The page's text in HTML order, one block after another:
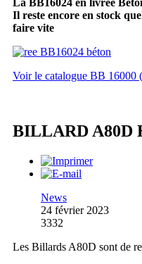
La BB16024 en livrée
Il reste encore en stock
faire vite
Voir le catalogue BB 16000
BILLARD A80D
News
24 février 2023
3332
Les Billards A80D sont de